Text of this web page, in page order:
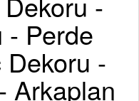
- Perde
-
Arkaplan